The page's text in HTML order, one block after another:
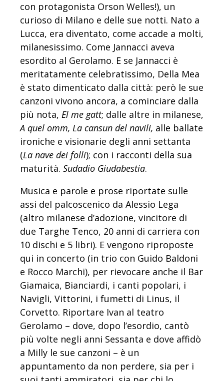
con protagonista Orson Welles!), un
curioso di Milano e delle sue notti. Nato a
Lucca, era diventato, come accade a molti,
milanesissimo. Come Jannacci aveva
esordito al Gerolamo. E se Jannacci è
meritatamente celebratissimo, Della Mea
è stato dimenticato dalla città: però le sue
canzoni vivono ancora, a cominciare dalla
più nota, El me gatt; dalle altre in milanese,
A quel omm, La cansun del navili, alle ballate
ironiche e visionarie degli anni settanta
(La nave dei folli); con i racconti della sua
maturità. Sudadio Giudabestia.
Musica e parole e prose riportate sulle
assi del palcoscenico da Alessio Lega
(altro milanese d’adozione, vincitore di
due Targhe Tenco, 20 anni di carriera con
10 dischi e 5 libri). E vengono riproposte
qui in concerto (in trio con Guido Baldoni
e Rocco Marchi), per rievocare anche il Bar
Giamaica, Bianciardi, i canti popolari, i
Navigli, Vittorini, i fumetti di Linus, il
Corvetto. Riportare Ivan al teatro
Gerolamo – dove, dopo l’esordio, cantò
più volte negli anni Sessanta e dove affidò
a Milly le sue canzoni – è un
appuntamento da non perdere, sia per i